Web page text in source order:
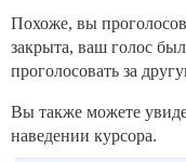
Похоже, вы
закрыта, ваш голос
проголосовать за
Вы также можете
наведении курсора.